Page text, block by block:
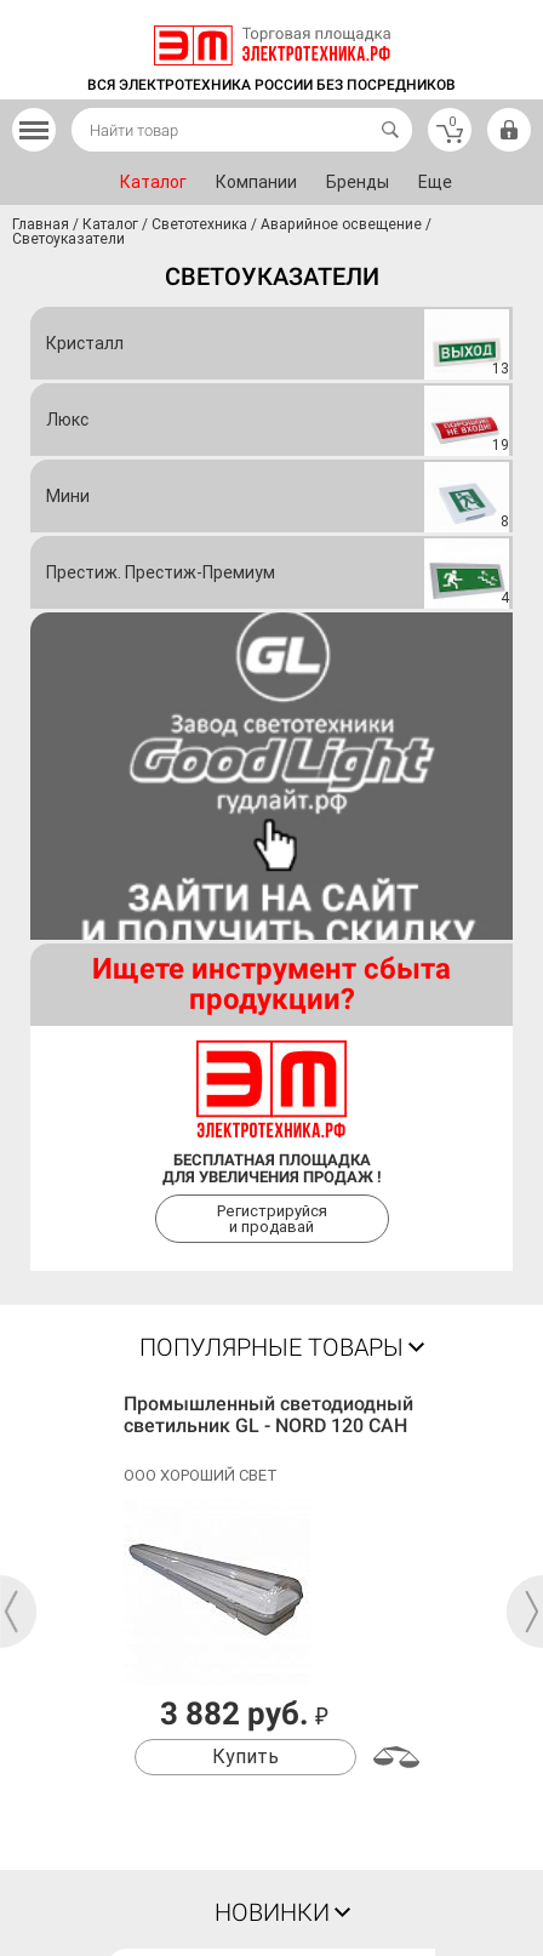
ВСЯ ЭЛЕКТРОТЕХНИКА РОССИИ БЕЗ ПОСРЕДНИКОВ
0
Каталог Компании Бренды Еще
Главная / Каталог / Светотехника / Аварийное освещение /
Светоуказатели
СВЕТОУКАЗАТЕЛИ
Кристалл
13
Люкс
19
Мини
8
Престиж. Престиж-Премиум
4
Ищете инструмент сбыта
продукции?
БЕСПЛАТНАЯ ПЛОЩАДКА
ДЛЯ УВЕЛИЧЕНИЯ ПРОДАЖ !
Регистрируйся
и продавай
ПОПУЛЯРНЫЕ ТОВАРЫ
Промышленный светодиодный
светильник GL - NORD 120 САН
ООО ХОРОШИЙ СВЕТ
3 882 руб. ₽
Купить
НОВИНКИ